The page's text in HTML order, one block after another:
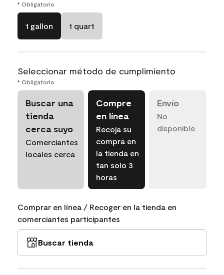
* Obligatorio
1 gallon 1 quart
Seleccionar método de cumplimiento
* Obligatorio
Buscar una
tienda
cerca suyo
Comerciantes
locales cerca
Compre
en línea
Recoja su
compra en
la tienda en
tan solo 3
horas
Envío
No
disponible
Comprar en línea / Recoger en la tienda en
comerciantes participantes
Buscar tienda